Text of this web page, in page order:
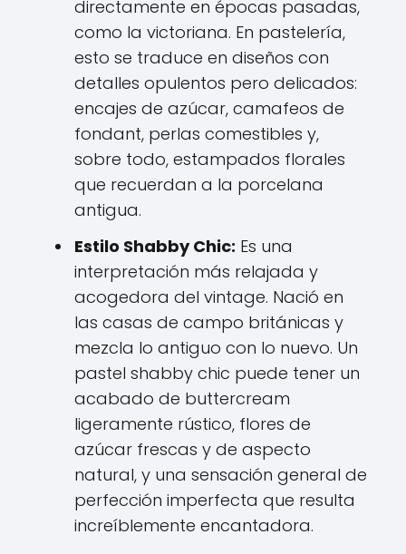
directamente en épocas pasadas,
como la victoriana. En pastelería,
esto se traduce en diseños con
detalles opulentos pero delicados:
encajes de azúcar, camafeos de
fondant, perlas comestibles y,
sobre todo, estampados florales
que recuerdan a la porcelana
antigua.
Estilo Shabby Chic: Es una
interpretación más relajada y
acogedora del vintage. Nació en
las casas de campo británicas y
mezcla lo antiguo con lo nuevo. Un
pastel shabby chic puede tener un
acabado de buttercream
ligeramente rústico, flores de
azúcar frescas y de aspecto
natural, y una sensación general de
perfección imperfecta que resulta
increíblemente encantadora.